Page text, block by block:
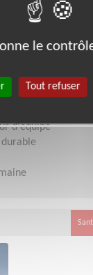
d'une
d'équipe
le
Tout refuser